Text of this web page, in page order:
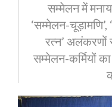
सम्मेलन में
‘सम्मेलन-
रत्न’ अलंकरणों
सम्मेलन-कर्मियों